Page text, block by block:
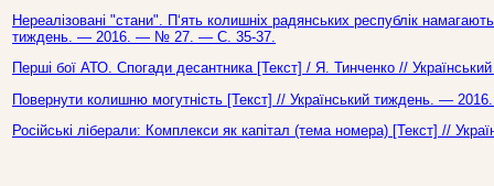
Нереалізовані "стани". П‘ять колишніх радянських республік
тиждень. — 2016. — № 27. — С. 35-37.
Перші бої АТО. Спогади десантника [Текст] / Я. Тинченко //
Повернути колишню могутність [Текст] // Український тиждень. —
Російські ліберали: Комплекси як капітал (тема номера) [Текст] //